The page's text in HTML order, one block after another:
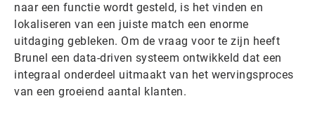
naar een functie wordt gesteld, is het vinden en
lokaliseren van een juiste match een enorme
uitdaging gebleken. Om de vraag voor te zijn heeft
Brunel een data-driven systeem ontwikkeld dat een
integraal onderdeel uitmaakt van het wervingsproces
van een groeiend aantal klanten.